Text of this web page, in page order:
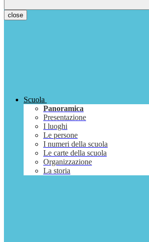
close
Scuola
Panoramica
Presentazione
I luoghi
Le persone
I numeri della scuola
Le carte della scuola
Organizzazione
La storia